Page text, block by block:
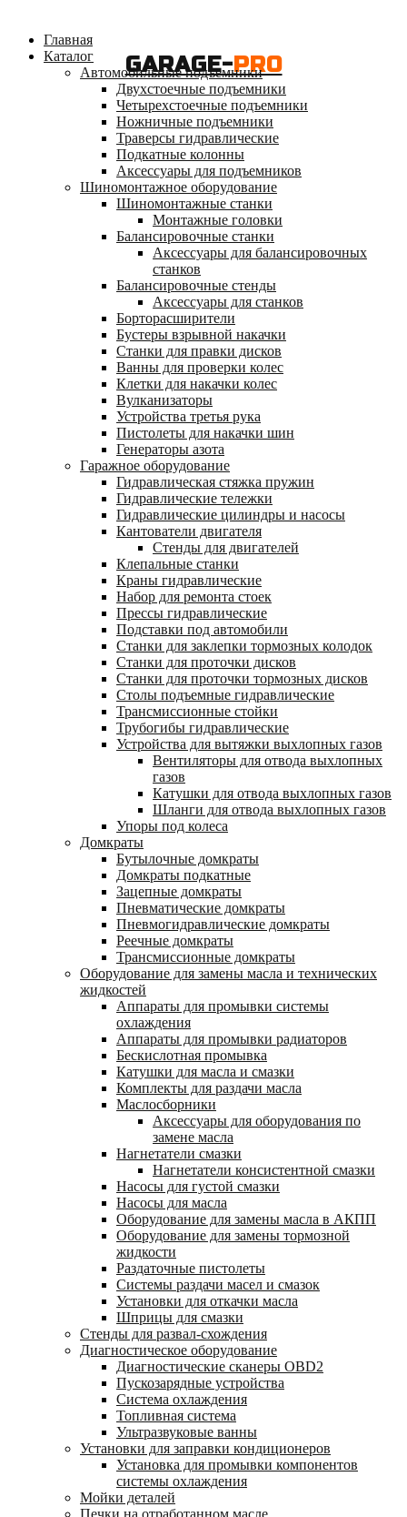
GARAGE-PRO
Главная
Каталог
Автомобильные подъемники
Двухстоечные подъемники
Четырехстоечные подъемники
Ножничные подъемники
Траверсы гидравлические
Подкатные колонны
Аксессуары для подъемников
Шиномонтажное оборудование
Шиномонтажные станки
Монтажные головки
Балансировочные станки
Аксессуары для балансировочных
станков
Балансировочные стенды
Аксессуары для станков
Борторасширители
Бустеры взрывной накачки
Станки для правки дисков
Ванны для проверки колес
Клетки для накачки колес
Вулканизаторы
Устройства третья рука
Пистолеты для накачки шин
Генераторы азота
Гаражное оборудование
Гидравлическая стяжка пружин
Гидравлические тележки
Гидравлические цилиндры и насосы
Кантователи двигателя
Стенды для двигателей
Клепальные станки
Краны гидравлические
Набор для ремонта стоек
Прессы гидравлические
Подставки под автомобили
Станки для заклепки тормозных колодок
Станки для проточки дисков
Станки для проточки тормозных дисков
Столы подъемные гидравлические
Трансмиссионные стойки
Трубогибы гидравлические
Устройства для вытяжки выхлопных газов
Вентиляторы для отвода выхлопных
газов
Катушки для отвода выхлопных газов
Шланги для отвода выхлопных газов
Упоры под колеса
Домкраты
Бутылочные домкраты
Домкраты подкатные
Зацепные домкраты
Пневматические домкраты
Пневмогидравлические домкраты
Реечные домкраты
Трансмиссионные домкраты
Оборудование для замены масла и технических
жидкостей
Аппараты для промывки системы
охлаждения
Аппараты для промывки радиаторов
Бескислотная промывка
Катушки для масла и смазки
Комплекты для раздачи масла
Маслосборники
Аксессуары для оборудования по
замене масла
Нагнетатели смазки
Нагнетатели консистентной смазки
Насосы для густой смазки
Насосы для масла
Оборудование для замены масла в АКПП
Оборудование для замены тормозной
жидкости
Раздаточные пистолеты
Системы раздачи масел и смазок
Установки для откачки масла
Шприцы для смазки
Стенды для развал-схождения
Диагностическое оборудование
Диагностические сканеры OBD2
Пускозарядные устройства
Система охлаждения
Топливная система
Ультразвуковые ванны
Установки для заправки кондиционеров
Установка для промывки компонентов
системы охлаждения
Мойки деталей
Печки на отработанном масле